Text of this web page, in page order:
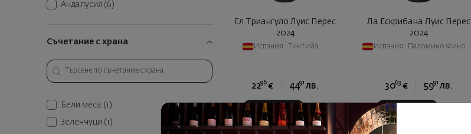
Андалусия (6)
Съчетание с храна
Бели меса (1)
Зеленчуци (1)
Ел Триангуло Луис Перес
2024
Испания Тинтийа
2296 € 4491 лв.
КУПИ СЕГА
Ла Ескрибана Луис Перес
2024
Испания Паломино Фино
3063 € 5991 лв.
КУПИ СЕГА